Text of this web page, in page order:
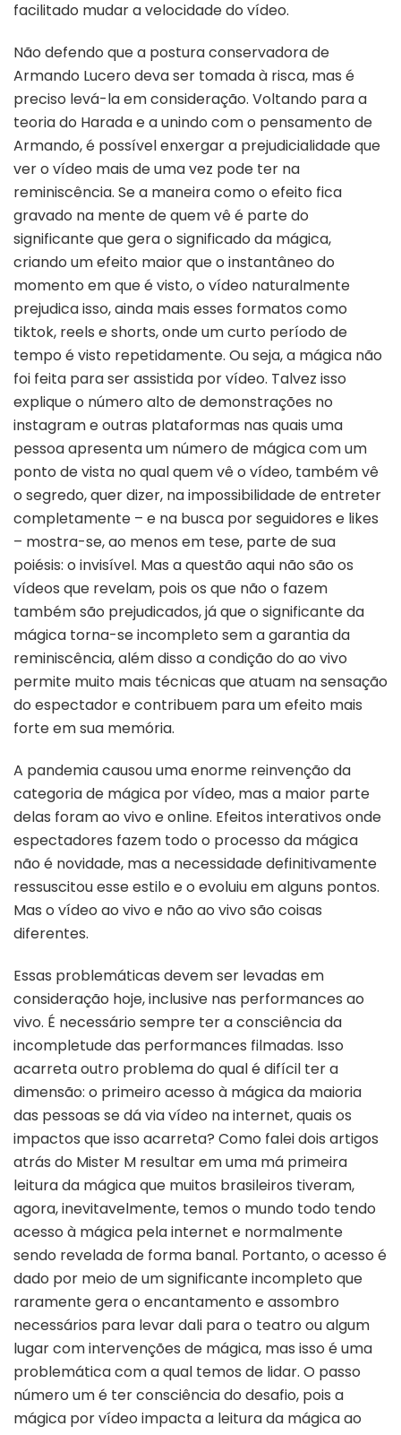
facilitado mudar a velocidade do vídeo.
Não defendo que a postura conservadora de
Armando Lucero deva ser tomada à risca, mas é
preciso levá-la em consideração. Voltando para a
teoria do Harada e a unindo com o pensamento de
Armando, é possível enxergar a prejudicialidade que
ver o vídeo mais de uma vez pode ter na
reminiscência. Se a maneira como o efeito fica
gravado na mente de quem vê é parte do
significante que gera o significado da mágica,
criando um efeito maior que o instantâneo do
momento em que é visto, o vídeo naturalmente
prejudica isso, ainda mais esses formatos como
tiktok, reels e shorts, onde um curto período de
tempo é visto repetidamente. Ou seja, a mágica não
foi feita para ser assistida por vídeo. Talvez isso
explique o número alto de demonstrações no
instagram e outras plataformas nas quais uma
pessoa apresenta um número de mágica com um
ponto de vista no qual quem vê o vídeo, também vê
o segredo, quer dizer, na impossibilidade de entreter
completamente – e na busca por seguidores e likes
– mostra-se, ao menos em tese, parte de sua
poiésis: o invisível. Mas a questão aqui não são os
vídeos que revelam, pois os que não o fazem
também são prejudicados, já que o significante da
mágica torna-se incompleto sem a garantia da
reminiscência, além disso a condição do ao vivo
permite muito mais técnicas que atuam na sensação
do espectador e contribuem para um efeito mais
forte em sua memória.
A pandemia causou uma enorme reinvenção da
categoria de mágica por vídeo, mas a maior parte
delas foram ao vivo e online. Efeitos interativos onde
espectadores fazem todo o processo da mágica
não é novidade, mas a necessidade definitivamente
ressuscitou esse estilo e o evoluiu em alguns pontos.
Mas o vídeo ao vivo e não ao vivo são coisas
diferentes.
Essas problemáticas devem ser levadas em
consideração hoje, inclusive nas performances ao
vivo. É necessário sempre ter a consciência da
incompletude das performances filmadas. Isso
acarreta outro problema do qual é difícil ter a
dimensão: o primeiro acesso à mágica da maioria
das pessoas se dá via vídeo na internet, quais os
impactos que isso acarreta? Como falei dois artigos
atrás do Mister M resultar em uma má primeira
leitura da mágica que muitos brasileiros tiveram,
agora, inevitavelmente, temos o mundo todo tendo
acesso à mágica pela internet e normalmente
sendo revelada de forma banal. Portanto, o acesso é
dado por meio de um significante incompleto que
raramente gera o encantamento e assombro
necessários para levar dali para o teatro ou algum
lugar com intervenções de mágica, mas isso é uma
problemática com a qual temos de lidar. O passo
número um é ter consciência do desafio, pois a
mágica por vídeo impacta a leitura da mágica ao